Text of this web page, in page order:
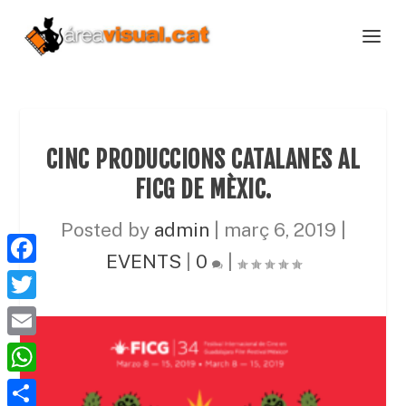
CINC PRODUCCIONS CATALANES AL
FICG DE MÈXIC.
Posted by admin març 6, 2019
EVENTS
0 |
F
a
c
e
b
T
w
i
t
E
m
W